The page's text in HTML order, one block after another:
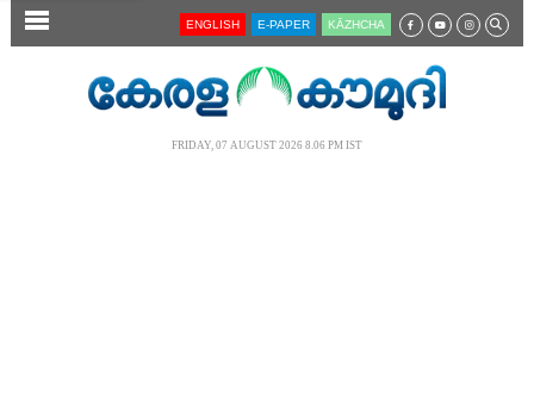
SECTIONS ENGLISH E-PAPER KĀZHCHA
FRIDAY, 07 AUGUST 2026 8.06 PM IST